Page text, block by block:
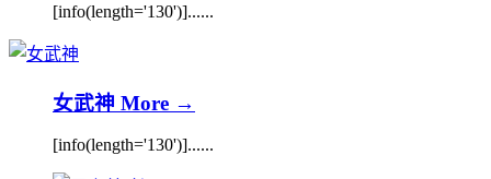
[info(length='130')]......
女武神 More →
[info(length='130')]......